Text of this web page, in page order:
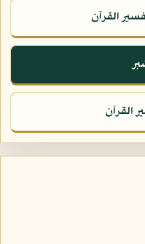
القرآن
القرآن